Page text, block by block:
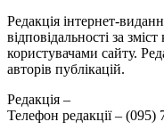
Редакція інтернет-
відповідальності за
користувачами сайту.
авторів публікацій.
Редакція –
Телефон редакції – (095)